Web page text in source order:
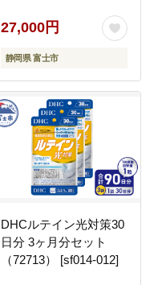
27,000円
静岡県 富士市
DHCルテイン光対策30
日分 3ヶ月分セット
（72713） [sf014-012]